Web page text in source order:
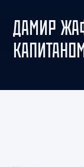
ДАМИР